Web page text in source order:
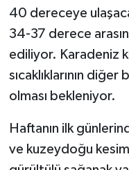
40 dereceye
34-37 derece
ediliyor. Karadeniz
sıcaklıklarının
olması bekleniyor.
Haftanın ilk
ve kuzeydoğu
İlçeler
Köşe Yazıları
Kültür Sanat
Magazin